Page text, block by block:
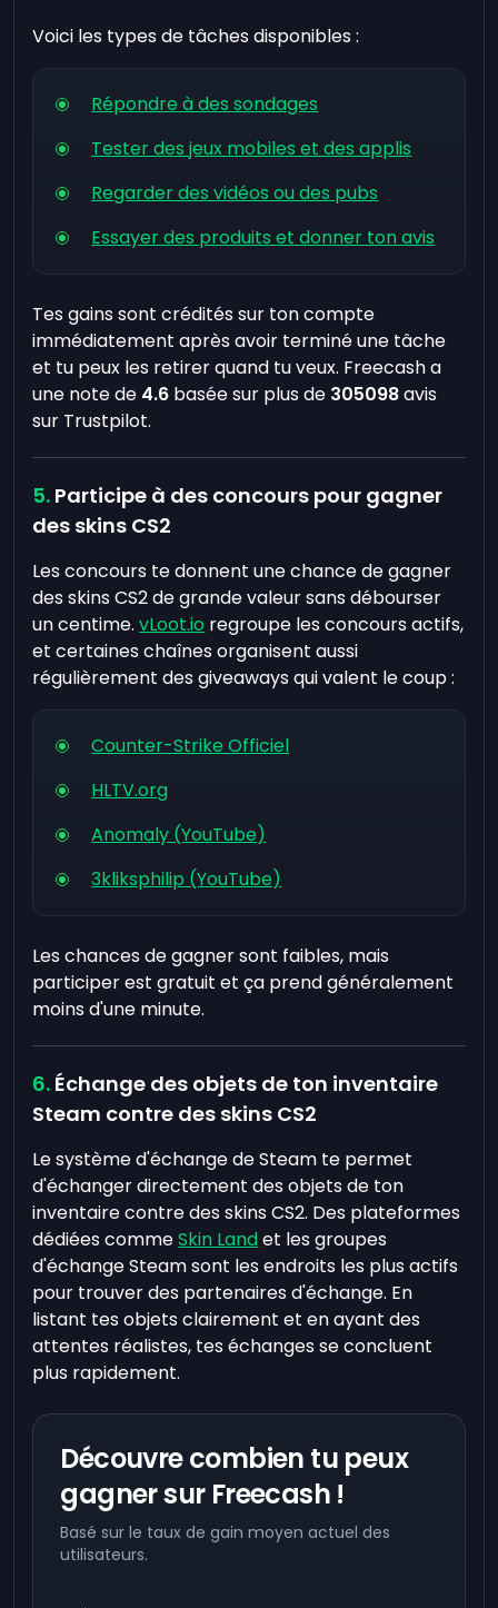
Voici les types de tâches disponibles :
Répondre à des sondages
Tester des jeux mobiles et des applis
Regarder des vidéos ou des pubs
Essayer des produits et donner ton avis
Tes gains sont crédités sur ton compte
immédiatement après avoir terminé une tâche
et tu peux les retirer quand tu veux. Freecash a
une note de 4.6 basée sur plus de 305098avis
sur Trustpilot.
Participe à des concours pour gagner
des skins CS2
Les concours te donnent une chance de gagner
des skins CS2 de grande valeur sans débourser
un centime.vLoot.io regroupe les concours actifs,
et certaines chaînes organisent aussi
régulièrement des giveaways qui valent le coup :
Counter-Strike Officiel
HLTV.org
Anomaly (YouTube)
3kliksphilip (YouTube)
Les chances de gagner sont faibles, mais
participer est gratuit et ça prend généralement
moins d'une minute.
Échange des objets de ton inventaire
Steam contre des skins CS2
Le système d'échange de Steam te permet
d'échanger directement des objets de ton
inventaire contre des skins CS2. Des plateformes
dédiées commeSkin Landet les groupes
d'échange Steam sont les endroits les plus actifs
pour trouver des partenaires d'échange. En
listant tes objets clairement et en ayant des
attentes réalistes, tes échanges se concluent
plus rapidement.
Découvre combien tu peux
gagner sur Freecash !
Basé sur le taux de gain moyen actuel des
utilisateurs.